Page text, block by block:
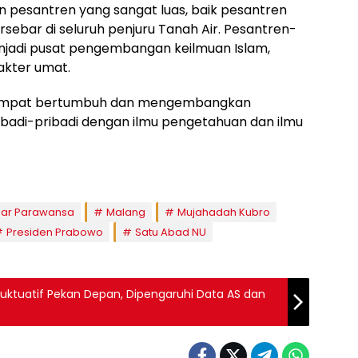
pesantren yang sangat luas, baik pesantren
di seluruh penjuru Tanah Air. Pesantren-
pusat pengembangan keilmuan Islam,
umat.
bertumbuh dan mengembangkan
pribadi dengan ilmu pengetahuan dan ilmu
Parawansa Malang
Mujahadah Kubro
Presiden Prabowo
Satu Abad NU
Pekan Depan, Dipengaruhi Data AS dan